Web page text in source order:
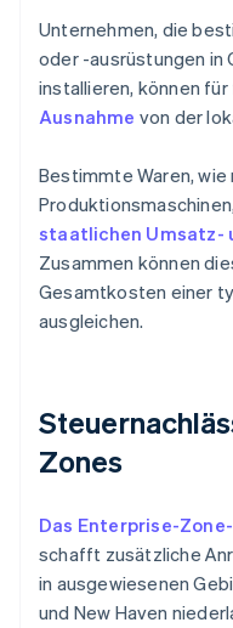
Unternehmen, die
oder -ausrüstungen in
installieren, können
Ausnahme von der
Bestimmte Waren,
staatlichen Umsatz-
Zusammen können
Gesamtkosten einer
ausgleichen.
Zones
Das Enterprise-
schafft zusätzliche
in ausgewiesenen
und New Haven